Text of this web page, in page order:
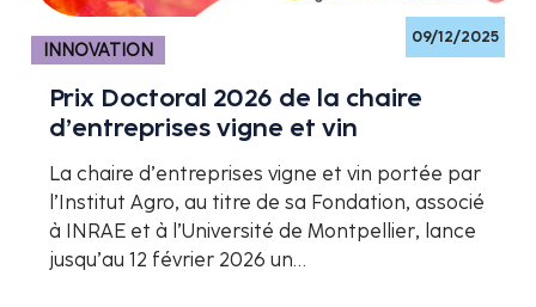
09/12/2025
INNOVATION
Prix Doctoral 2026 de la chaire
d’entreprises vigne et vin
La chaire d’entreprises vigne et vin portée par
l’Institut Agro, au titre de sa Fondation, associé
à INRAE et à l’Université de Montpellier, lance
jusqu’au 12 février 2026 un…